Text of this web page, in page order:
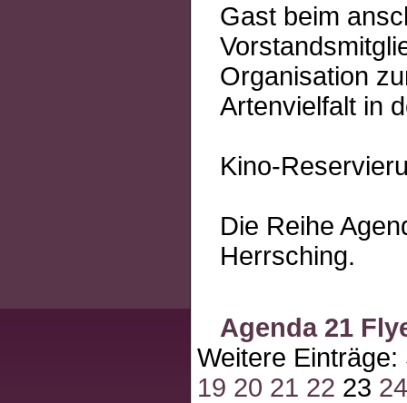
Gast beim
Organisation
Artenvielfalt in
Kino-
Die Reihe
Herrsching.
Agenda 21
Weitere
19 20 21 22 23 24